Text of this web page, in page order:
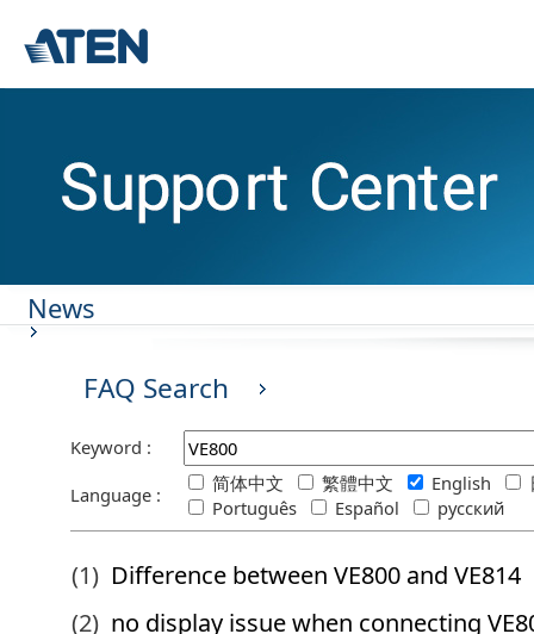
News
FAQ Search
Keyword :
Language :
简体中文 繁體中文 English
Português
Español русский